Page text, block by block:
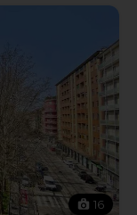
16